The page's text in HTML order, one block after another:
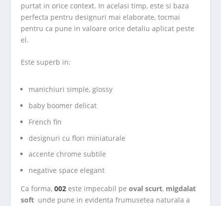
purtat in orice context. In acelasi timp, este si baza
perfecta pentru designuri mai elaborate, tocmai
pentru ca pune in valoare orice detaliu aplicat peste
el.
Este superb in:
manichiuri simple, glossy
baby boomer delicat
French fin
designuri cu flori miniaturale
accente chrome subtile
negative space elegant
Ca forma,002 este impecabil peoval scurt, migdalat
soft unde pune in evidenta frumusetea naturala a